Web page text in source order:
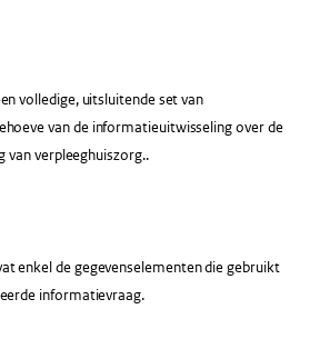
volledige, uitsluitende set van
van de informatieuitwisseling over de
van verpleeghuiszorg..
enkel de gegevenselementen die gebruikt
informatievraag.